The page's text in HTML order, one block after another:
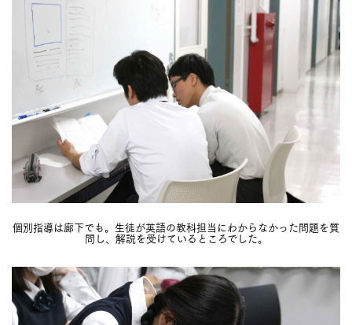
個別指導は廊下でも。生徒が英語の教科担当にわからなかった問題を質
問し、解説を受けているところでした。